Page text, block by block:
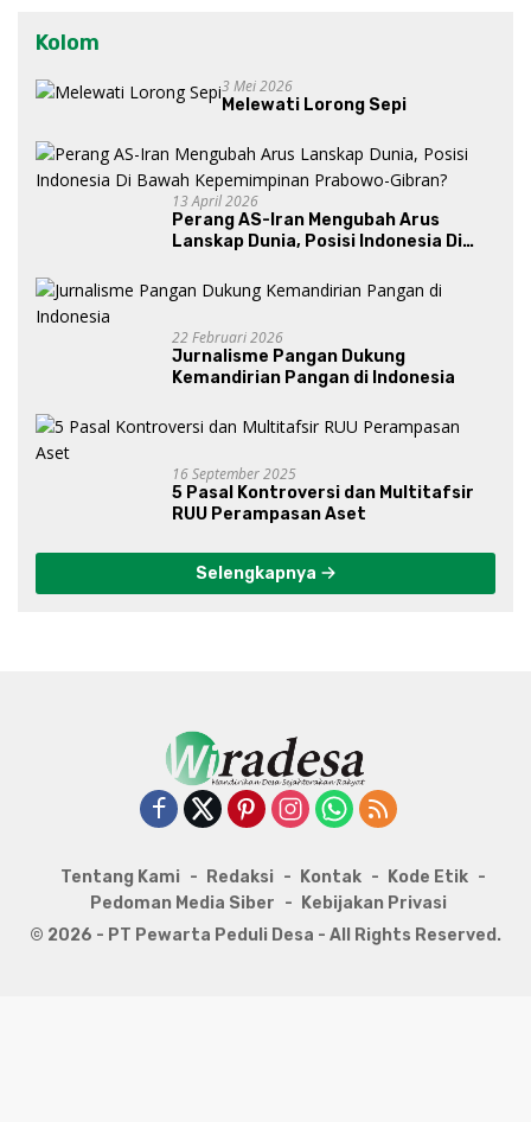
Kolom
3 Mei 2026
Melewati Lorong Sepi
13 April 2026
Perang AS-Iran Mengubah Arus
Lanskap Dunia, Posisi Indonesia Di
Gibran?
22 Februari 2026
Jurnalisme Pangan Dukung
Kemandirian Pangan di Indonesia
16 September 2025
5 Pasal Kontroversi dan Multitafsir
RUU Perampasan Aset
Selengkapnya
Tentang Kami Redaksi Kontak
Kode Etik
Pedoman Media Siber
Kebijakan Privasi
© 2026 - PT Pewarta Peduli Desa - All Rights Reserved.